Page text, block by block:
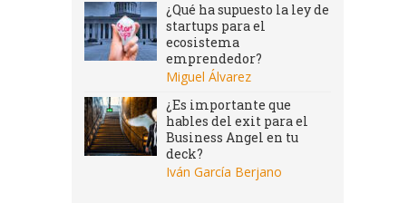
¿Qué ha supuesto la ley de
startups para el
ecosistema
emprendedor?
Miguel Álvarez
¿Es importante que
hables del exit para el
Business Angel en tu
deck?
Iván García Berjano